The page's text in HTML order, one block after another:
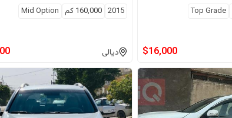
Top Grade
$16,000
2015
160,000 كم Mid Option
ديالى